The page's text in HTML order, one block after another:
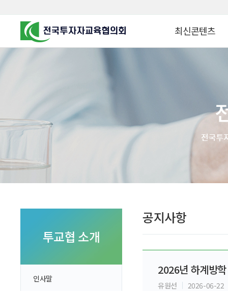
알고 투자하면
KOREA COUNCIL FOR
INVESTOR EDUCATION
최신콘텐츠
금융투자 HOWTO
군장병 금융투자 아
자립준비청년을 위한
1:1 자산관리법
실전투자 Insight
투교협 소개
인사말
공지사항
2026년 하계방
유원선 2026-06-22